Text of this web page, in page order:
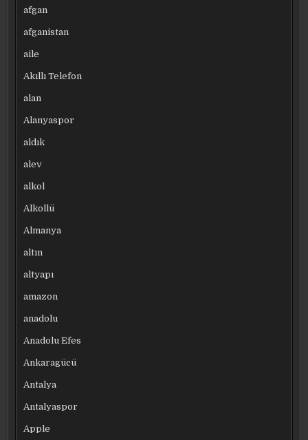
afgan
afganistan
aile
Akıllı Telefon
alan
Alanyaspor
aldık
alev
alkol
Alkollü
Almanya
altın
altyapı
amazon
anadolu
Anadolu Efes
Ankaragücü
Antalya
Antalyaspor
Apple